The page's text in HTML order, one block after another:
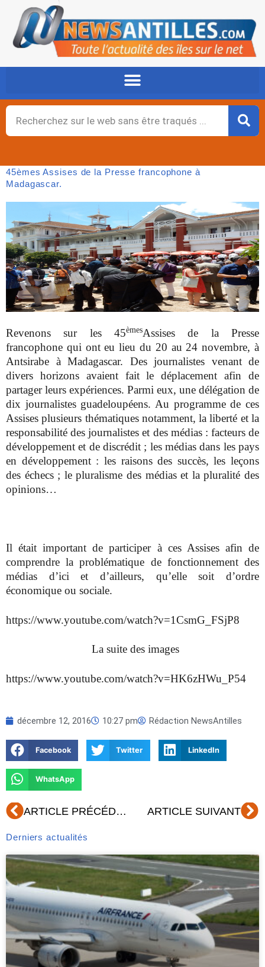
contenu
Rechercher
45èmes Assises de la Presse francophone à
Madagascar.
Revenons sur les 45èmesAssises de la Presse
francophone qui ont eu lieu du 20 au 24 novembre, à
Antsirabe à Madagascar. Des journalistes venant de
divers horizons avaient fait le déplacement afin de
partager leurs expériences. Parmi eux, une délégation de
dix journalistes guadeloupéens. Au programme de ces
Assises plusieurs thématiques notamment, la liberté et la
responsabilité des journalistes et des médias : facteurs de
développement et de discrédit ; les médias dans les pays
en développement : les raisons des succès, les leçons
des échecs ; le pluralisme des médias et la pluralité des
opinions…
Il était important de participer à ces Assises afin de
comprendre la problématique de fonctionnement des
médias d’ici et d’ailleurs, qu’elle soit d’ordre
économique ou sociale.
https://www.youtube.com/watch?v=1CsmG_FSjP8
La suite des images
https://www.youtube.com/watch?v=HK6zHWu_P54
décembre 12, 2016 10:27 pm Rédaction NewsAntilles
Facebook Twitter LinkedIn
WhatsApp
Précédent ARTICLE PRÉCÉDENT ARTICLE SUIVANT
Derniers actualités